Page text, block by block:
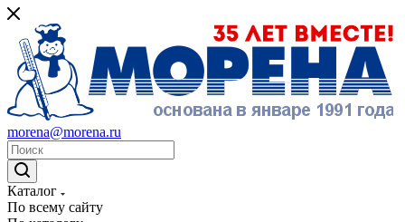
morena@morena.ru
Каталог
По всему сайту